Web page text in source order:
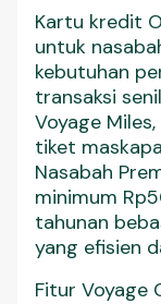
Kartu kredit
untuk
kebutuhan
transaksi
Voyage
tiket
Nasabah
minimum
tahunan
yang efisien
Fitur Voyage